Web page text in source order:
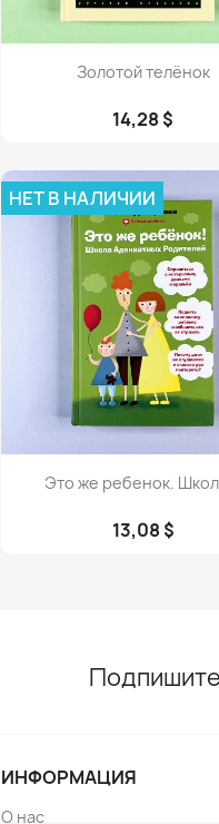
Просмотр
Золотой телёнок
14,28 $
Просмотр
Это же ребенок.
13,08 $
НЕТ В НАЛИЧИИ
ИНФОРМАЦИЯ
О нас